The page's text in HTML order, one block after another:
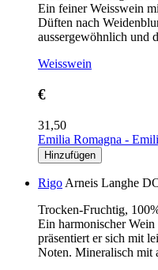
Ein feiner Weisswein
Düften nach
aussergewöhnlich und
Weisswein
€
31,50
Emilia Romagna -
Rigo Arneis Langhe
Trocken-Fruchtig,
Ein harmonischer
präsentiert er sich mit
Noten. Mineralisch mit